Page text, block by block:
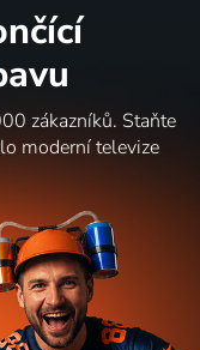
zákazníků. Staňte
moderní televize